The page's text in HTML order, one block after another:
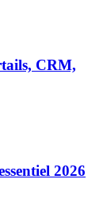
CRM,
2026